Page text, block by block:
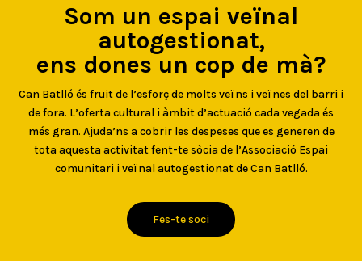
Som un espai veïnal
autogestionat,
ens dones un cop de mà?
Can Batlló és fruit de l’esforç de molts veïns i veïnes del barri i
de fora. L’oferta cultural i àmbit d’actuació cada vegada és
més gran. Ajuda’ns a cobrir les despeses que es generen de
tota aquesta activitat fent-te sòcia de l’Associació Espai
comunitari i veïnal autogestionat de Can Batlló.
Fes-te soci